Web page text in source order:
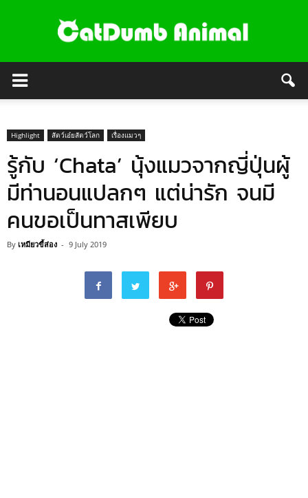
Highlight สัตว์เอ๋ยสัตว์โลก เรื่องแมวๆ
รู้กับ ‘Chata’ นุ้งแมวจากญี่ปุ่นผู้
มีท่านอนแปลกๆ แต่น่ารัก จนมี
คนขอเป็นทาสเพียบ
By เหมียวขี้ส่อง - 9 July 2019